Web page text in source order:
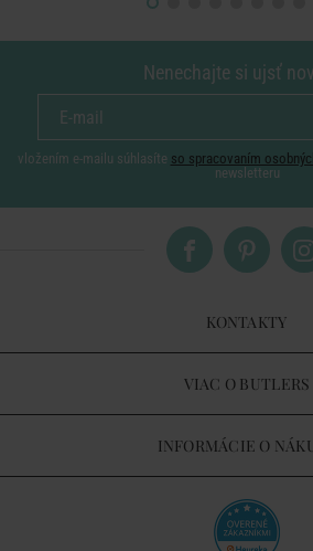
Nenechajte si ujsť
vložením e-mailu súhlasíte so spracovaním
newsletteru
KONTAKTY
VIAC O BUTLERS
INFORMÁCIE O